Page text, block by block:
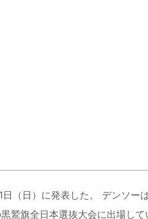
（日）に発表した。 デンソー
鷲旗全日本選抜大会に出場して